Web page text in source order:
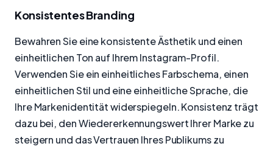
Konsistentes Branding
Bewahren Sie eine konsistente Ästhetik und einen
einheitlichen Ton auf Ihrem Instagram-Profil.
Verwenden Sie ein einheitliches Farbschema, einen
einheitlichen Stil und eine einheitliche Sprache, die
Ihre Markenidentität widerspiegeln. Konsistenz trägt
dazu bei, den Wiedererkennungswert Ihrer Marke zu
steigern und das Vertrauen Ihres Publikums zu